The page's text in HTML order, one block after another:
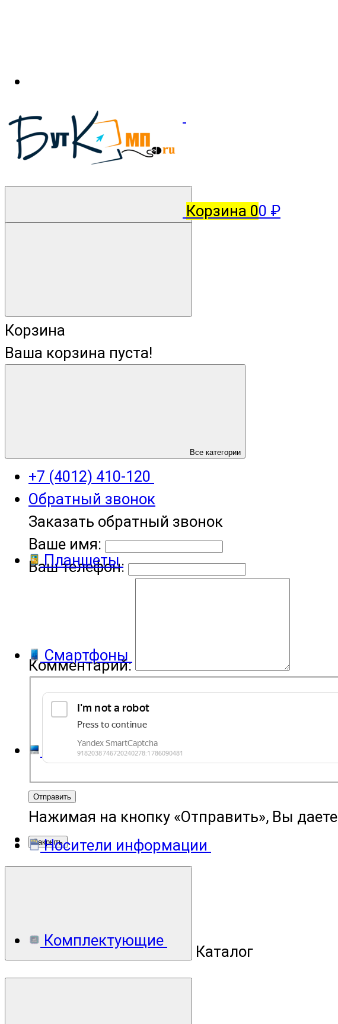
+7 (4012) 410-120
Обратный звонок
Заказать обратный звонок
Ваше имя:
Ваш телефон:
Комментарий:
Отправить
Нажимая на кнопку «Отправить», Вы даете
Закрыть
Каталог
Корзина 00 ₽
Корзина
Ваша корзина пуста!
Все категории
Планшеты
Смартфоны
Компьютеры и ноутбуки
Носители информации
Комплектующие